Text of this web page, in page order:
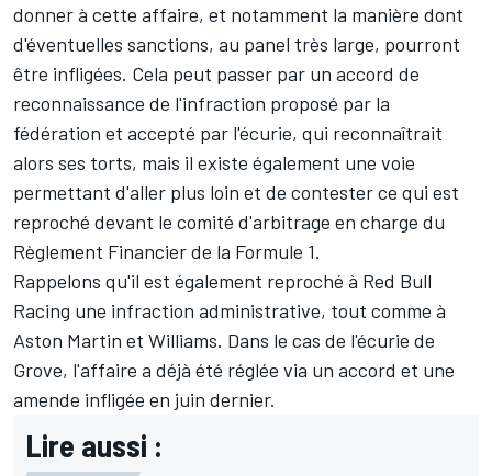
donner à cette affaire, et notamment la manière dont
d'éventuelles sanctions, au panel très large, pourront
être infligées. Cela peut passer par un accord de
reconnaissance de l'infraction proposé par la
fédération et accepté par l'écurie, qui reconnaîtrait
alors ses torts, mais il existe également une voie
permettant d'aller plus loin et de contester ce qui est
reproché devant le comité d'arbitrage en charge du
Règlement Financier de la Formule 1.
Rappelons qu'il est également reproché à Red Bull
Racing une infraction administrative, tout comme à
Aston Martin et Williams. Dans le cas de l'écurie de
Grove, l'affaire a déjà été réglée via un accord et une
amende infligée en juin dernier.
Lire aussi :